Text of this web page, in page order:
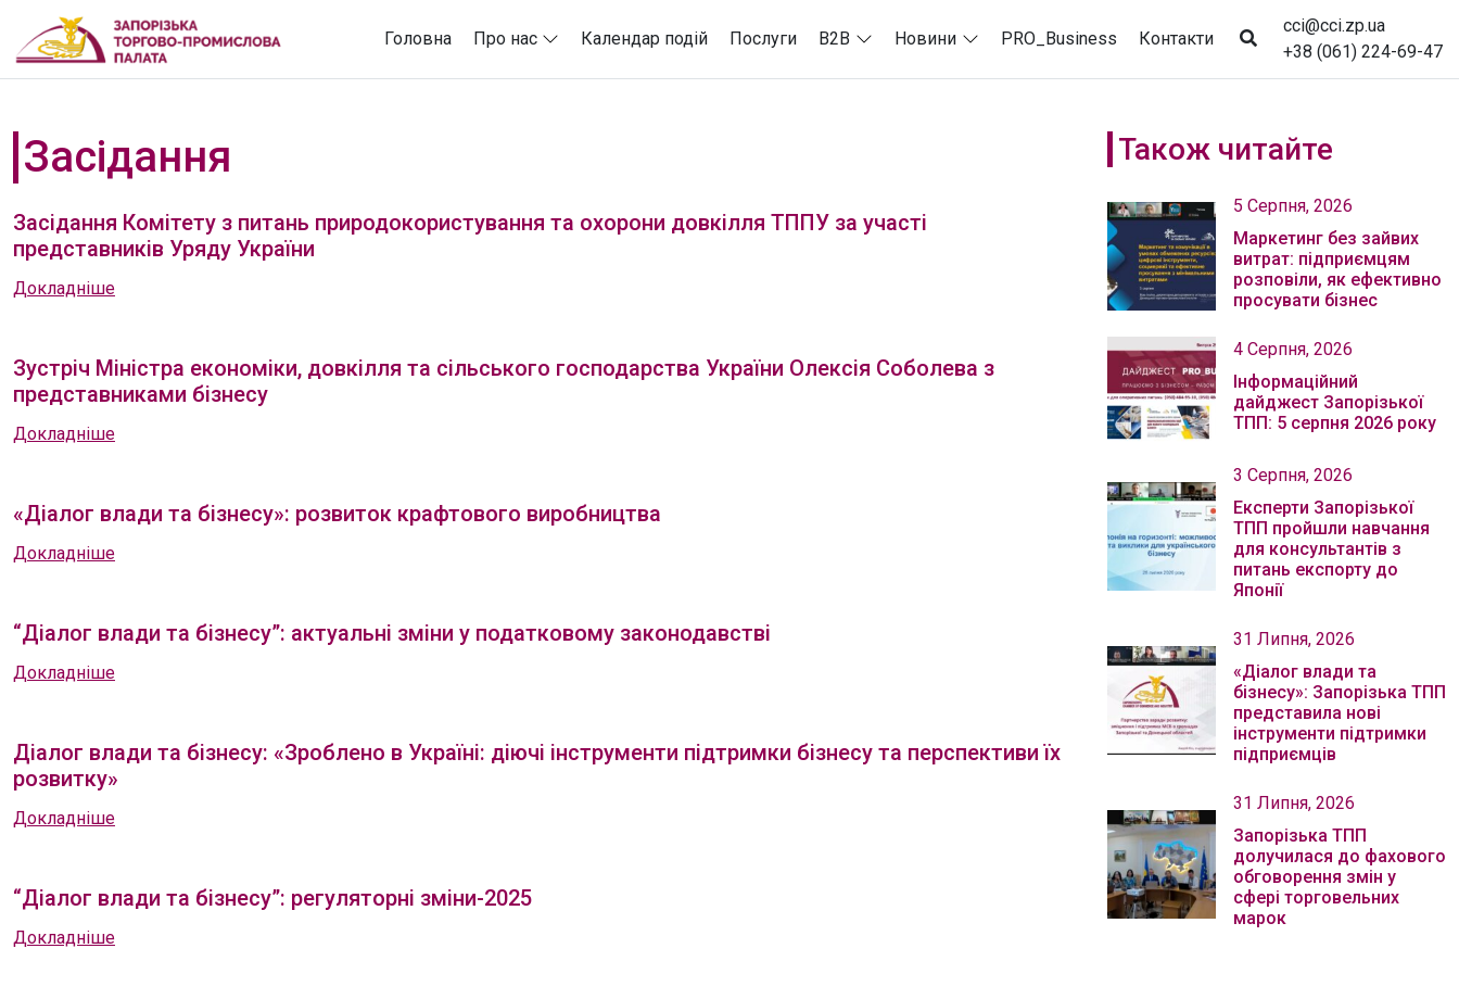
Головна Про нас Календар подій Послуги B2B Новини PRO_Business Контакти
cci@cci.zp.ua
+38 (061) 224-69-47
Засідання
Засідання Комітету з питань природокористування та охорони довкілля ТППУ за участі
представників Уряду України
Докладніше
Зустріч Міністра економіки, довкілля та сільського господарства України Олексія Соболева з
представниками бізнесу
Докладніше
«Діалог влади та бізнесу»: розвиток крафтового виробництва
Докладніше
“Діалог влади та бізнесу”: актуальні зміни у податковому законодавстві
Докладніше
Діалог влади та бізнесу: «Зроблено в Україні: діючі інструменти підтримки бізнесу та перспективи їх
розвитку»
Докладніше
“Діалог влади та бізнесу”: регуляторні зміни-2025
Докладніше
Також читайте
5 Серпня, 2026
Маркетинг без зайвих
витрат: підприємцям
розповіли, як ефективно
просувати бізнес
4 Серпня, 2026
Інформаційний
дайджест Запорізької
ТПП: 5 серпня 2026 року
3 Серпня, 2026
Експерти Запорізької
ТПП пройшли навчання
для консультантів з
питань експорту до
Японії
31 Липня, 2026
«Діалог влади та
бізнесу»: Запорізька ТПП
представила нові
інструменти підтримки
підприємців
31 Липня, 2026
Запорізька ТПП
долучилася до фахового
обговорення змін у
сфері торговельних
марок